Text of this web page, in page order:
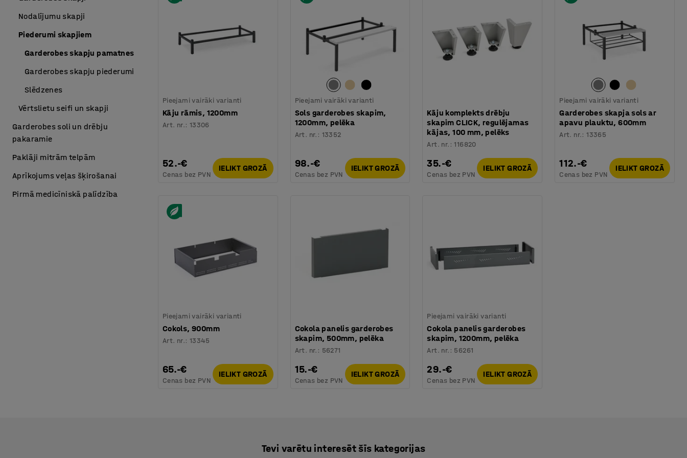
Pieejami vairāki varianti
Kāju rāmis, 1200mm
Art. nr.: 13306
52.-€
Cenas bez PVN
IELIKT GROZĀ
Pieejami vairāki varianti
Sols garderobes skapim,
1200mm, pelēka
Art. nr. : 13352
98.-€
Cenas bez PVN
IELIKT GROZĀ
Kāju komplekts drēbju
skapim CLICK, regulējamas
kājas, 100 mm, pelēks
Art. nr. :116820
35.-€
Cenas bez PVN
IELIKT GROZĀ
Pieejami vairāki varianti
Garderobes skapja sols ar
apavu plauktu, 600mm
Art. nr.:13365
112.-€
Cenas bez PVN
IELIKT GROZĀ
Pieejami vairāki varianti
Cokols, 900mm
Art. nr.: 13345
65.-€
Cenas bez PVN
IELIKT GROZĀ
Cokola panelis garderobes
skapim, 500mm, pelēka
Art. nr. : 56271
15.-€
Cenas bez PVN
IELIKT GROZĀ
Pieejami vairāki varianti
Cokola panelis garderobes
skapim, 1200mm, pelēka
Art. nr. : 56261
29.-€
Cenas bez PVN
IELIKT GROZĀ
Nodalījumu skapji
Piederumi skapjiem
Garderobes skapju pamatnes
Garderobes skapju piederumi
Slēdzenes
Vērtslietu seifi un skapji
Garderobes soli un drēbju
pakaramie
Paklāji mitrām telpām
Aprīkojums veļas šķirošanai
Pirmā medicīniskā palīdzība
Tevi varētu interesēt šīs kategorijas